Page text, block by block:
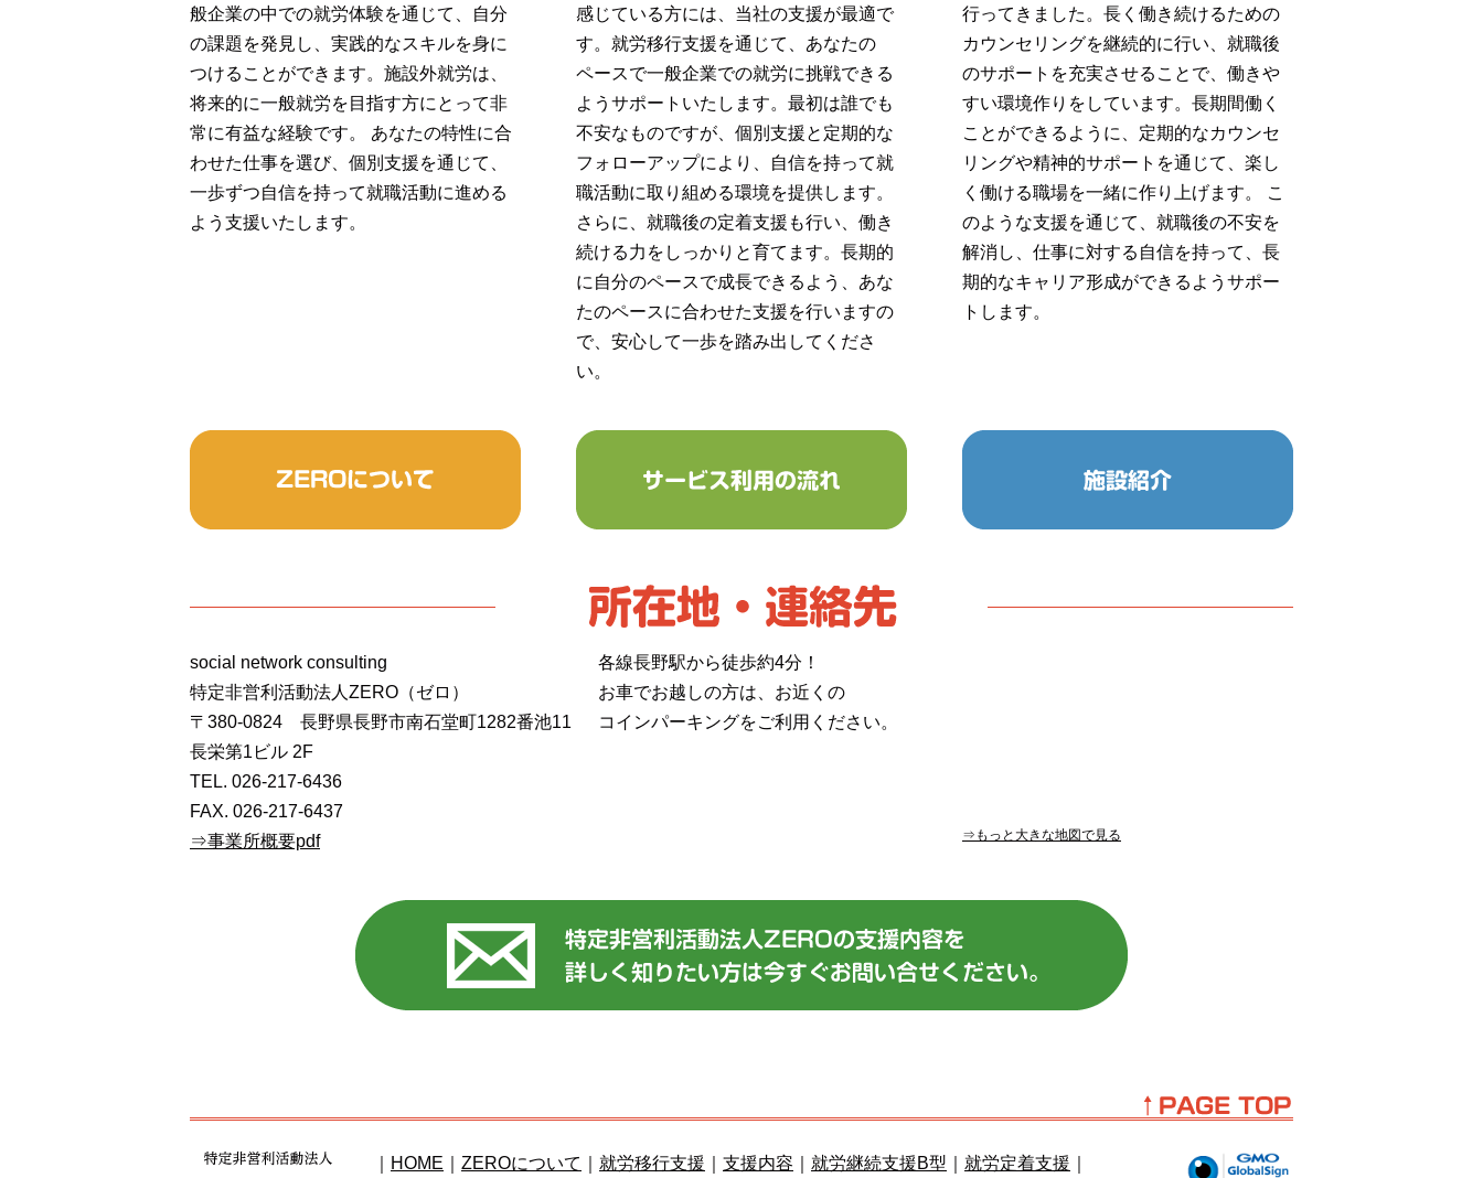
2015年10月
2015年6月
2015年5月
2015年3月
般企業の中での就労体験を通じて、自分
の課題を発見し、実践的なスキルを身に
つけることができます。施設外就労は、
将来的に一般就労を目指す方にとって非
常に有益な経験です。 あなたの特性に合
わせた仕事を選び、個別支援を通じて、
一歩ずつ自信を持って就職活動に進める
よう支援いたします。
感じている方には、当社の支援が最適で
す。就労移行支援を通じて、あなたの
ペースで一般企業での就労に挑戦できる
ようサポートいたします。最初は誰でも
不安なものですが、個別支援と定期的な
フォローアップにより、自信を持って就
職活動に取り組める環境を提供します。
さらに、就職後の定着支援も行い、働き
続ける力をしっかりと育てます。長期的
に自分のペースで成長できるよう、あな
たのペースに合わせた支援を行いますの
で、安心して一歩を踏み出してくださ
い。
行ってきました。長く働き続けるための
カウンセリングを継続的に行い、就職後
のサポートを充実させることで、働きや
すい環境作りをしています。長期間働く
ことができるように、定期的なカウンセ
リングや精神的サポートを通じて、楽し
く働ける職場を一緒に作り上げます。 こ
のような支援を通じて、就職後の不安を
解消し、仕事に対する自信を持って、長
期的なキャリア形成ができるようサポー
トします。
social network consulting
特定非営利活動法人ZERO（ゼロ）
〒380-0824 長野県長野市南石堂町1282番池11
長栄第1ビル 2F
TEL. 026-217-6436
FAX. 026-217-6437
⇒事業所概要pdf
各線長野駅から徒歩約4分！
お車でお越しの方は、お近くの
コインパーキングをご利用ください。
⇒もっと大きな地図で見る
HOME ZEROについて 就労移行支援 支援内容 就労継続支援B型 就労定着支援